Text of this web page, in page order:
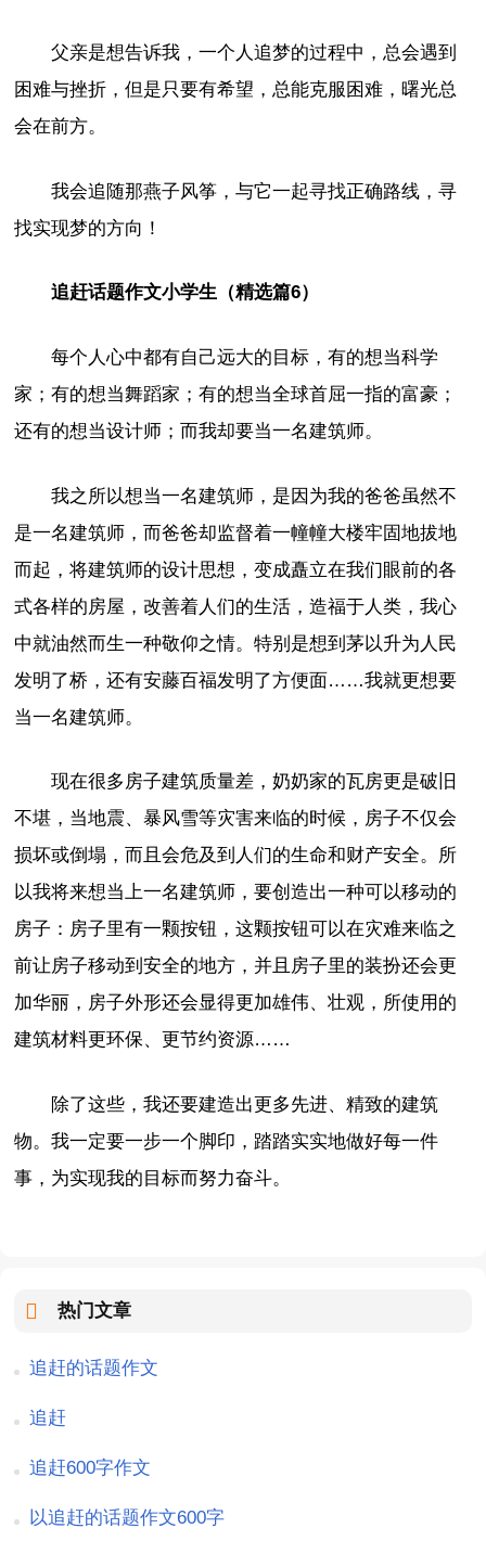
父亲是想告诉我，一个人追梦的过程中，总会遇到
困难与挫折，但是只要有希望，总能克服困难，曙光总
会在前方。
我会追随那燕子风筝，与它一起寻找正确路线，寻
找实现梦的方向！
追赶话题作文小学生（精选篇6）
每个人心中都有自己远大的目标，有的想当科学
家；有的想当舞蹈家；有的想当全球首屈一指的富豪；
还有的想当设计师；而我却要当一名建筑师。
我之所以想当一名建筑师，是因为我的爸爸虽然不
是一名建筑师，而爸爸却监督着一幢幢大楼牢固地拔地
而起，将建筑师的设计思想，变成矗立在我们眼前的各
式各样的房屋，改善着人们的生活，造福于人类，我心
中就油然而生一种敬仰之情。特别是想到茅以升为人民
发明了桥，还有安藤百福发明了方便面……我就更想要
当一名建筑师。
现在很多房子建筑质量差，奶奶家的瓦房更是破旧
不堪，当地震、暴风雪等灾害来临的时候，房子不仅会
损坏或倒塌，而且会危及到人们的生命和财产安全。所
以我将来想当上一名建筑师，要创造出一种可以移动的
房子：房子里有一颗按钮，这颗按钮可以在灾难来临之
前让房子移动到安全的地方，并且房子里的装扮还会更
加华丽，房子外形还会显得更加雄伟、壮观，所使用的
建筑材料更环保、更节约资源……
除了这些，我还要建造出更多先进、精致的建筑
物。我一定要一步一个脚印，踏踏实实地做好每一件
事，为实现我的目标而努力奋斗。
热门文章
追赶的话题作文
追赶
追赶600字作文
以追赶的话题作文600字